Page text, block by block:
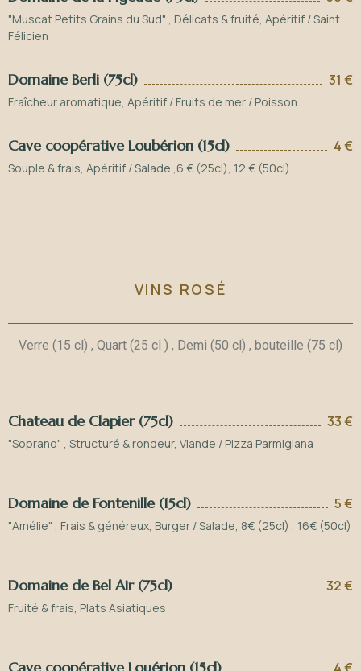
"Muscat Petits Grains du Sud" , Délicats & fruité, Apéritif / Saint
Félicien
Domaine Berli (75cl) 31 €
Fraîcheur aromatique, Apéritif / Fruits de mer / Poisson
Cave coopérative Loubérion (15cl) 4 €
Souple & frais, Apéritif / Salade ,6 € (25cl), 12 € (50cl)
VINS ROSÉ
Verre (15 cl) , Quart (25 cl ) , Demi (50 cl) , bouteille (75 cl)
Chateau de Clapier (75cl) 33 €
"Soprano" , Structuré & rondeur, Viande / Pizza Parmigiana
Domaine de Fontenille (15cl) 5 €
"Amélie" , Frais & généreux, Burger / Salade, 8€ (25cl) , 16€ (50cl)
Domaine de Bel Air (75cl) 32 €
Fruité & frais, Plats Asiatiques